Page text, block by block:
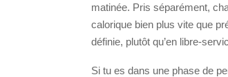
matinée. Pris séparément,
calorique bien plus vite que
définie, plutôt qu’en libre-
Si tu es dans une phase de